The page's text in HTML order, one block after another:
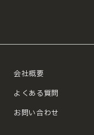
会社概要
よくある質問
お問い合わせ